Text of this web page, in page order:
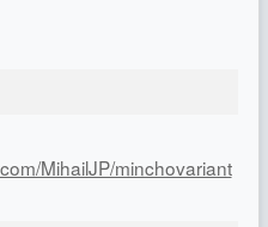
MihailJP/minchovariant